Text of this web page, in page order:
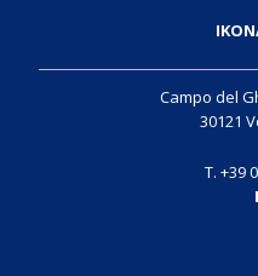
Campo del
30121
T. +39